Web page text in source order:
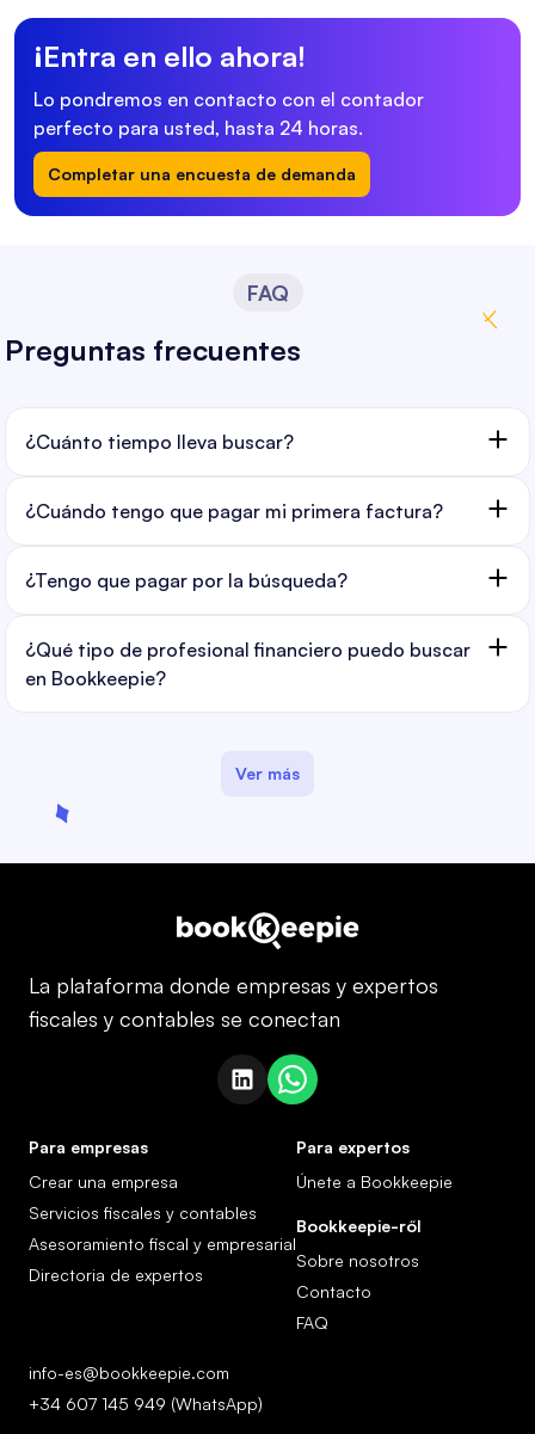
¡Entra en ello ahora!
Lo pondremos en contacto con el contador
perfecto para usted, hasta 24 horas.
Completar una encuesta de demanda
FAQ
Preguntas frecuentes
¿Cuánto tiempo lleva buscar?
¿Cuándo tengo que pagar mi primera factura?
¿Tengo que pagar por la búsqueda?
¿Qué tipo de profesional financiero puedo buscar
en Bookkeepie?
Ver más
La plataforma donde empresas y expertos
fiscales y contables se conectan
Para empresas
Crear una empresa
Servicios fiscales y contables
Asesoramiento fiscal y empresarial
Directoria de expertos
Para expertos
Únete a Bookkeepie
Bookkeepie-ről
Sobre nosotros
Contacto
FAQ
info-es@bookkeepie.com
+34 607 145 949 (WhatsApp)